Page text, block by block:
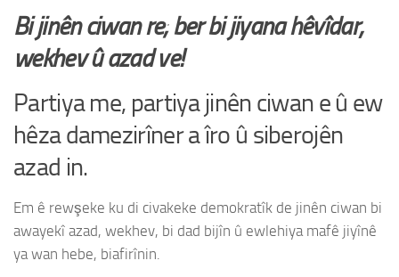
Bi jinên ciwan re; ber bi jiyana hêvîdar,
wekhev û azad ve!
Partiya me, partiya jinên ciwan e û ew
hêza damezirîner a îro û siberojên
azad in.
Em ê rewşeke ku di civakeke demokratîk de jinên ciwan bi
awayekî azad, wekhev, bi dad bijîn û ewlehiya mafê jiyînê
ya wan hebe, biafirînin.